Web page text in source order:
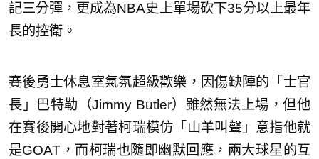
記三分彈，更成為NBA史上單場砍下35分以上最年
長的控衛。
賽後勇士休息室氣氛超級歡樂，因傷缺陣的「士官
長」巴特勒（Jimmy Butler）雖然無法上場，但他
在賽後開心地對著柯瑞模仿「山羊叫聲」意指他就
是GOAT，而柯瑞也隨即幽默回應，兩大球星的互